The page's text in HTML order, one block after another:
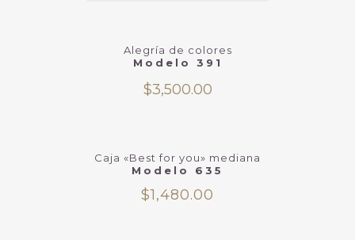
Alegría de colores
Modelo 391
$3,500.00
Caja «Best for you» mediana
Modelo 635
$1,480.00